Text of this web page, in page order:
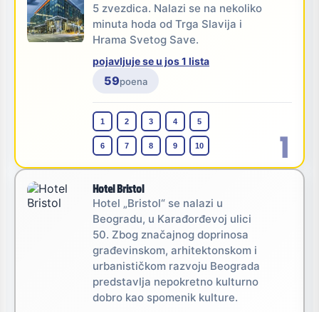
1
5 zvezdica. Nalazi se na nekoliko
minuta hoda od Trga Slavija i
Hrama Svetog Save.
pojavljuje se u jos 1 lista
59poena
1 2 3 4 5
6 7 8 9 10
Hotel Bristol
Hotel „Bristol“ se nalazi u
Beogradu, u Karađorđevoj ulici
50. Zbog značajnog doprinosa
građevinskom, arhitektonskom i
urbanističkom razvoju Beograda
predstavlja nepokretno kulturno
dobro kao spomenik kulture.